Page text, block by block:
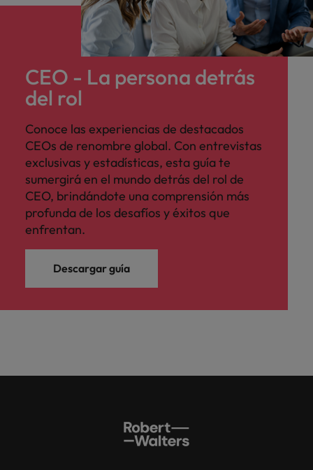
CEO - La persona detrás
del rol
Conoce las experiencias de destacados
CEOs de renombre global. Con entrevistas
exclusivas y estadísticas, esta guía te
sumergirá en el mundo detrás del rol de
CEO, brindándote una comprensión más
profunda de los desafíos y éxitos que
enfrentan.
Descargar guía